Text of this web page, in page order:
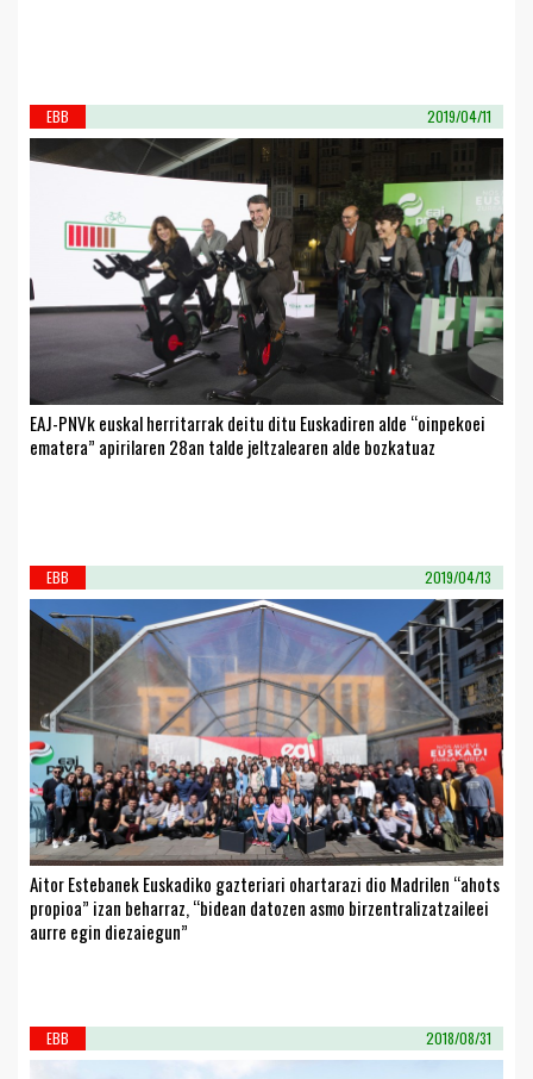
EBB 2019/04/11
EAJ-PNVk euskal herritarrak deitu ditu Euskadiren alde “oinpekoei
ematera” apirilaren 28an talde jeltzalearen alde bozkatuaz
EBB 2019/04/13
Aitor Estebanek Euskadiko gazteriari ohartarazi dio Madrilen “ahots
propioa” izan beharraz, “bidean datozen asmo birzentralizatzaileei
aurre egin diezaiegun”
EBB 2018/08/31